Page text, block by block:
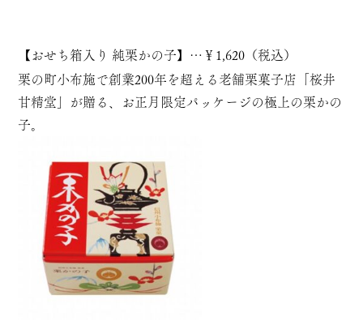
【 おせち箱入り 純栗かの子】…￥1,620（税込）
栗の町小布施で創業200年を超える老舗栗菓子店「桜井
甘精堂」が贈る、お正月限定パッケージの極上の栗かの
子。